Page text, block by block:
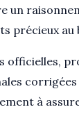
un
précieux au
officielles,
à